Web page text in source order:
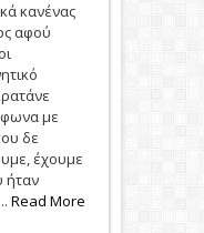
κανένας
αφού
με
δε
έχουμε
ήταν
Read More